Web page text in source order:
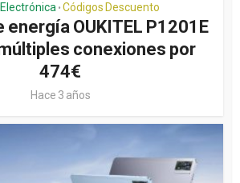
• Códigos Descuento
energía OUKITEL P1201E
conexiones por
474€
Hace 3 años